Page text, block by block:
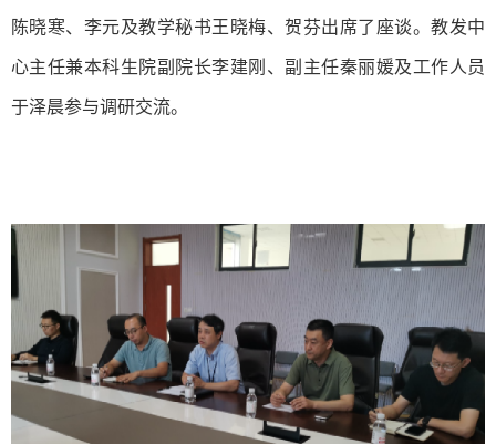
陈晓寒、李元及教学秘书王晓梅、贺芬出席了座谈。教发中
心主任兼本科生院副院长李建刚、副主任秦丽媛及工作人员
于泽晨参与调研交流。